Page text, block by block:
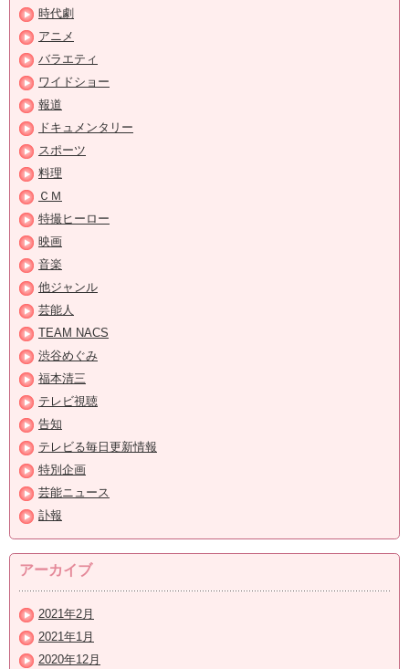
時代劇
アニメ
バラエティ
ワイドショー
報道
ドキュメンタリー
スポーツ
料理
ＣＭ
特撮ヒーロー
映画
音楽
他ジャンル
芸能人
TEAM NACS
渋谷めぐみ
福本清三
テレビ視聴
告知
テレビる毎日更新情報
特別企画
芸能ニュース
訃報
アーカイブ
2021年2月
2021年1月
2020年12月